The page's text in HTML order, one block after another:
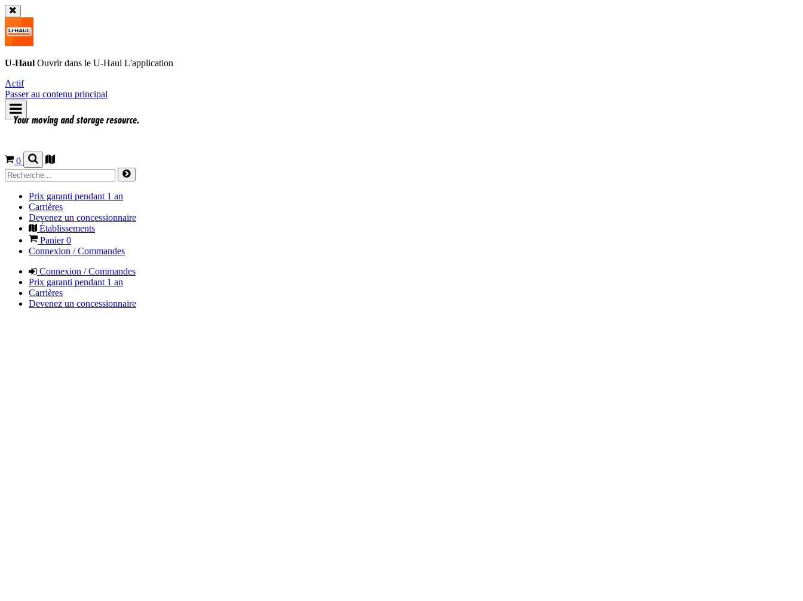
U-Haul Ouvrir dans le U-Haul L'application
Actif
Passer au contenu principal
0
Prix garanti pendant 1 an
Carrières
Devenez un concessionnaire
Établissements
Panier0
Connexion / Commandes
Connexion / Commandes
Prix garanti pendant 1 an
Carrières
Devenez un concessionnaire